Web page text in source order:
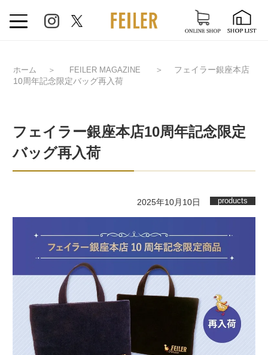
ホーム ＞ FEILER MAGAZINE ＞
フェイラー銀座本店
10周年記念限定バッグ再入荷
フェイラー銀座本店10周年記念限定
バッグ再入荷
2025年10月10日 products